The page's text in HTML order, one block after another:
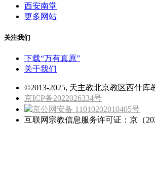
西安南堂
更多网站
关注我们
下载“万有真原”
关于我们
©2013-2025, 天主教北京教区西什库
京ICP备2022026334号
京公网安备 11010202010405号
互联网宗教信息服务许可证：京（